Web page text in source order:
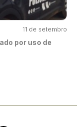
11 de setembro
por uso de